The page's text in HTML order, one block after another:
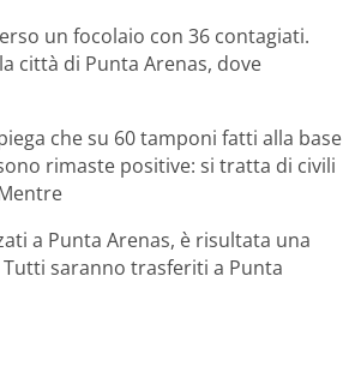
un focolaio con 36 contagiati.
città di Punta Arenas, dove
che su 60 tamponi fatti alla base
rimaste positive: si tratta di civili
a Punta Arenas, è risultata una
saranno trasferiti a Punta